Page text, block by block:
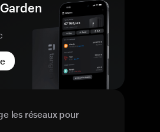
les réseaux pour